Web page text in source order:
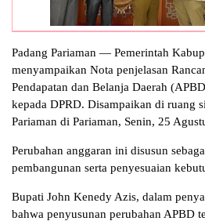
Padang Pariaman — Pemerintah
menyampaikan Nota penjelasan
Pendapatan dan Belanja Daerah
kepada DPRD. Disampaikan di ruang
Pariaman di Pariaman, Senin, 25
Perubahan anggaran ini disusun
pembangunan serta penyesuaian
Bupati John Kenedy Azis, dalam
bahwa penyusunan perubahan APBD